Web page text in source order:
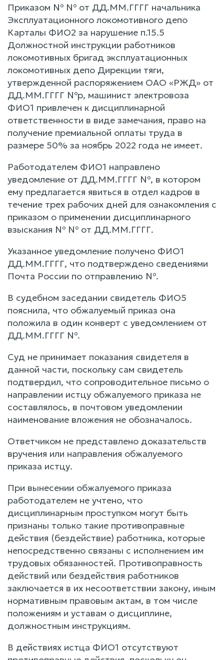
Приказом № № от ДД.ММ.ГГГГ начальника
Эксплуатационного локомотивного депо
Карталы ФИО2 за нарушение п.15.5
Должностной инструкции работников
локомотивных бригад эксплуатационных
локомотивных депо Дирекции тяги,
утвержденной распоряжением ОАО «РЖД» от
ДД.ММ.ГГГГ №р, машинист электровоза
ФИО1 привлечен к дисциплинарной
ответственности в виде замечания, право на
получение премиальной оплаты труда в
размере 50% за ноябрь 2022 года не имеет.
Работодателем ФИО1 направлено
уведомление от ДД.ММ.ГГГГ №, в котором
ему предлагается явиться в отдел кадров в
течение трех рабочих дней для ознакомления с
приказом о применении дисциплинарного
взыскания № № от ДД.ММ.ГГГГ.
Указанное уведомление получено ФИО1
ДД.ММ.ГГГГ, что подтверждено сведениями
Почта России по отправлению №.
В судебном заседании свидетель ФИО5
пояснила, что обжалуемый приказ она
положила в один конверт с уведомлением от
ДД.ММ.ГГГГ №.
Суд не принимает показания свидетеля в
данной части, поскольку сам свидетель
подтвердил, что сопроводительное письмо о
направлении истцу обжалуемого приказа не
составлялось, в почтовом уведомлении
наименование вложения не обозначалось.
Ответчиком не представлено доказательств
вручения или направления обжалуемого
приказа истцу.
При вынесении обжалуемого приказа
работодателем не учтено, что
дисциплинарным проступком могут быть
признаны только такие противоправные
действия (бездействие) работника, которые
непосредственно связаны с исполнением им
трудовых обязанностей. Противоправность
действий или бездействия работников
заключается в их несоответствии закону, иным
нормативным правовым актам, в том числе
положениям и уставам о дисциплине,
должностным инструкциям.
В действиях истца ФИО1 отсутствуют